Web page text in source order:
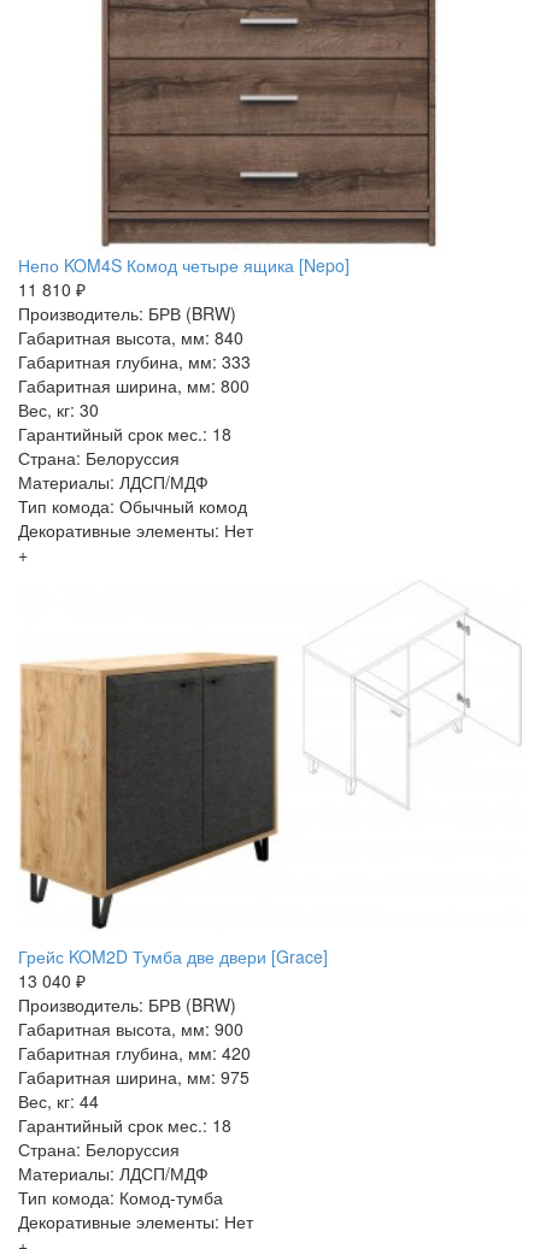
Непо KOM4S Комод четыре ящика [Nepo]
11 810 ₽
Производитель: БРВ (BRW)
Габаритная высота, мм: 840
Габаритная глубина, мм: 333
Габаритная ширина, мм: 800
Вес, кг: 30
Гарантийный срок мес.: 18
Страна: Белоруссия
Материалы: ЛДСП/МДФ
Тип комода: Обычный комод
Декоративные элементы: Нет
+
Грейс KOM2D Тумба две двери [Grace]
13 040 ₽
Производитель: БРВ (BRW)
Габаритная высота, мм: 900
Габаритная глубина, мм: 420
Габаритная ширина, мм: 975
Вес, кг: 44
Гарантийный срок мес.: 18
Страна: Белоруссия
Материалы: ЛДСП/МДФ
Тип комода: Комод-тумба
Декоративные элементы: Нет